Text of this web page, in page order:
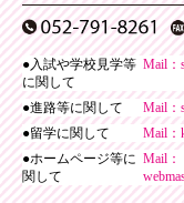
●入試や学校見学等
に関して
Mail：
●進路等に関して Mail：
●留学に関して
Mail：
●ホームページ等に
関して
Mail：